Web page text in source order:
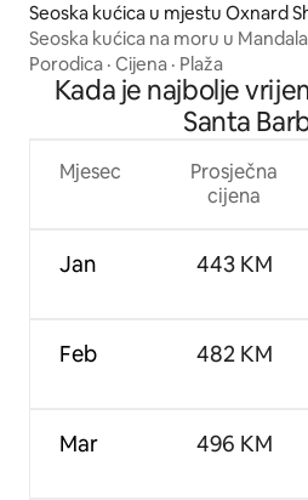
Seoska kućica u mjestu Oxnard
Seoska kućica na moru u
Porodica · Cijena · Plaža
Kada je najbolje
Santa
Mjesec
Jan
Feb
Mar
Prosječna
cijena
443 KM
482 KM
496 KM